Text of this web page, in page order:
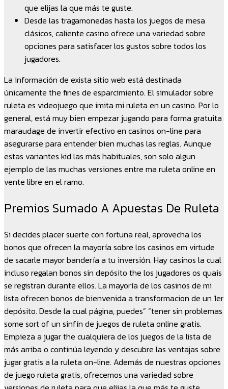
que elijas la que más te guste.
Desde las tragamonedas hasta los juegos de mesa
clásicos, caliente casino ofrece una variedad sobre
opciones para satisfacer los gustos sobre todos los
jugadores.
La información de exista sitio web está destinada
únicamente the fines de esparcimiento. El simulador sobre
ruleta es videojuego que imita mi ruleta en un casino. Por lo
general, está muy bien empezar jugando para forma gratuita
maraudage de invertir efectivo en casinos on-line para
asegurarse para entender bien muchas las reglas. Aunque
estas variantes kid las más habituales, son solo algun
ejemplo de las muchas versiones entre ma ruleta online en
vente libre en el ramo.
Premios Sumado A Apuestas De Ruleta
Si decides placer suerte con fortuna real, aprovecha los
bonos que ofrecen la mayoría sobre los casinos em virtude
de sacarle mayor bandería a tu inversión. Hay casinos la cual
incluso regalan bonos sin depósito the los jugadores os quais
se registran durante ellos. La mayoría de los casinos de mi
lista ofrecen bonos de bienvenida a transformacion de un 1er
depósito. Desde la cual página, puedes” “tener sin problemas
some sort of un sinfín de juegos de ruleta online gratis.
Empieza a jugar the cualquiera de los juegos de la lista de
más arriba o continúa leyendo y descubre las ventajas sobre
jugar gratis a la ruleta on-line. Además de nuestras opciones
de juego ruleta gratis, ofrecemos una variedad sobre